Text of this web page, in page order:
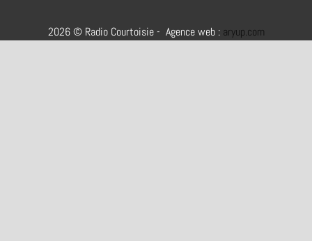
2026 © Radio Courtoisie - Agence web : aryup.com